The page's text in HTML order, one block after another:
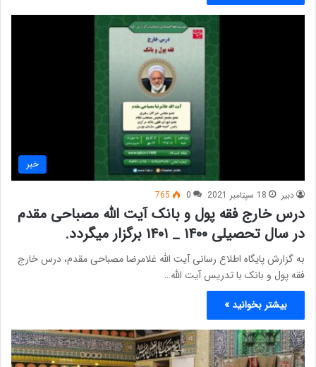
خبر
دبیر 18 سپتامبر 2021 0
765
درس خارج فقه پول و بانک آیت الله مصباحی مقدم
در سال تحصیلی ۱۴۰۰ _ ۱۴۰۱ برگزار میگردد.
به گزارش پایگاه اطلاع رسانی آیت الله غلامرضا مصباحی مقدم، درس خارج
فقه پول و بانک با تدریس آیت الله…
بیشتر بخوانید »